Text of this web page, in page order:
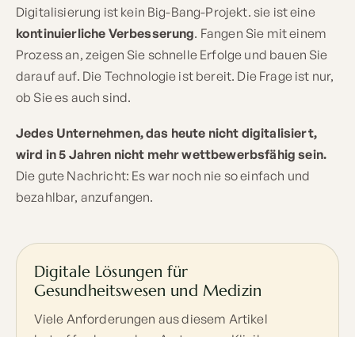
Digitalisierung ist kein Big-Bang-Projekt. sie ist eine
kontinuierliche Verbesserung. Fangen Sie mit einem
Prozess an, zeigen Sie schnelle Erfolge und bauen Sie
darauf auf. Die Technologie ist bereit. Die Frage ist nur,
ob Sie es auch sind.
Jedes Unternehmen, das heute nicht digitalisiert,
wird in 5 Jahren nicht mehr wettbewerbsfähig sein.
Die gute Nachricht: Es war noch nie so einfach und
bezahlbar, anzufangen.
Digitale Lösungen für
Gesundheitswesen und Medizin
Viele Anforderungen aus diesem Artikel